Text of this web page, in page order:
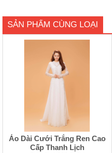
SẢN PHẨM CÙNG LOẠI
Áo Dài Cưới Trắng Ren Cao
Cấp Thanh Lịch